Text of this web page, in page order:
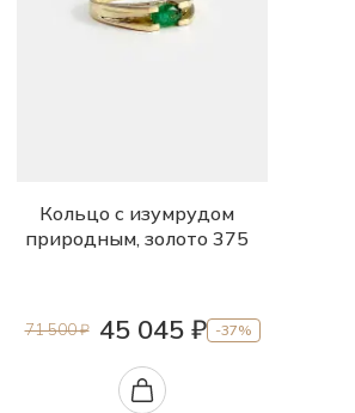
Кольцо с изумрудом
природным, золото 375
71 500 ₽ 45 045 ₽ -37%